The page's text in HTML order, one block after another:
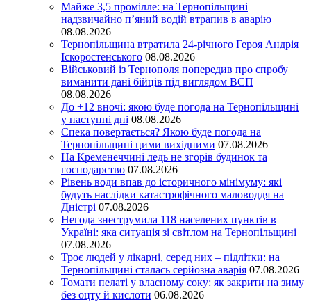
Майже 3,5 промілле: на Тернопільщині
надзвичайно п’яний водій втрапив в аварію
08.08.2026
Тернопільщина втратила 24-річного Героя Андрія
Іскоростенського 08.08.2026
Військовий із Тернополя попередив про спробу
виманити дані бійців під виглядом ВСП
08.08.2026
До +12 вночі: якою буде погода на Тернопільщині
у наступні дні 08.08.2026
Спека повертається? Якою буде погода на
Тернопільщині цими вихідними 07.08.2026
На Кременеччині ледь не згорів будинок та
господарство 07.08.2026
Рівень води впав до історичного мінімуму: які
будуть наслідки катастрофічного маловоддя на
Дністрі 07.08.2026
Негода знеструмила 118 населених пунктів в
Україні: яка ситуація зі світлом на Тернопільщині
07.08.2026
Троє людей у лікарні, серед них – підлітки: на
Тернопільщині сталась серйозна аварія 07.08.2026
Томати пелаті у власному соку: як закрити на зиму
без оцту й кислоти 06.08.2026